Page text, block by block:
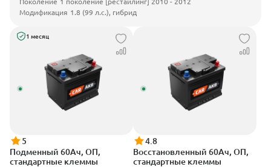
Модификация 1.8 (99 л.с.), гибрид
1 месяц
5
Подменный 60Ач, ОП,
стандартные клеммы
4.8
Восстановленный 60Ач, ОП,
стандартные клеммы